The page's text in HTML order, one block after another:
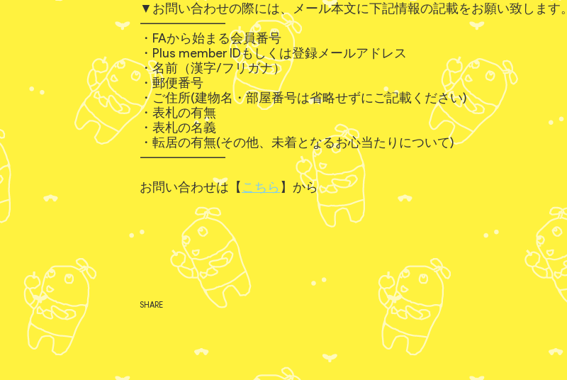
▼お問い合わせの際には、メール本文に下記情報の記載をお願い致します。
--------------------
・FAから始まる会員番号
・Plus member IDもしくは登録メールアドレス
・名前（漢字/フリガナ）
・郵便番号
・ご住所(建物名・部屋番号は省略せずにご記載ください)
・表札の有無
・表札の名義
・転居の有無(その他、未着となるお心当たりについて)
--------------------
お問い合わせは【 こちら 】から
SHARE